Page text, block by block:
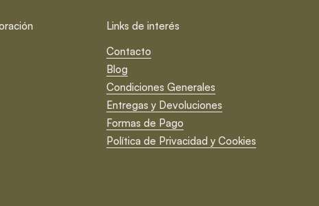
Links de interés
Contacto
Blog
Condiciones Generales
Entregas y Devoluciones
Formas de Pago
Política de Privacidad y Cookies